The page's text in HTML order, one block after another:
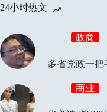
24小时热文
政商
多省党政一把
商业